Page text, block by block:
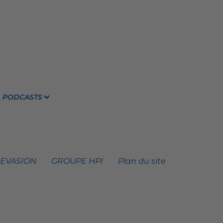
PODCASTS
GROUPE HPI Plan du site